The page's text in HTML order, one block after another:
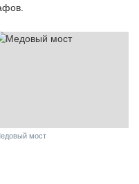
мост